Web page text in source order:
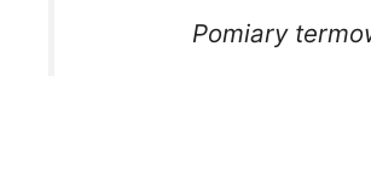
Pomiary